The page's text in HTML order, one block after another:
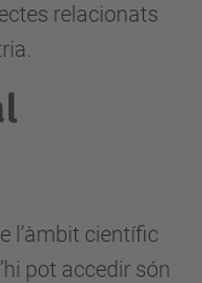
relacionats
l’àmbit científic
pot accedir són